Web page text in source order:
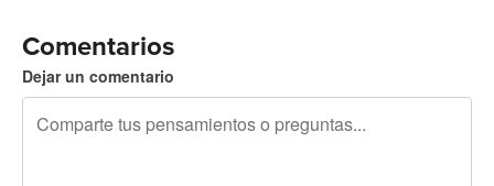
Comentarios
Dejar un comentario